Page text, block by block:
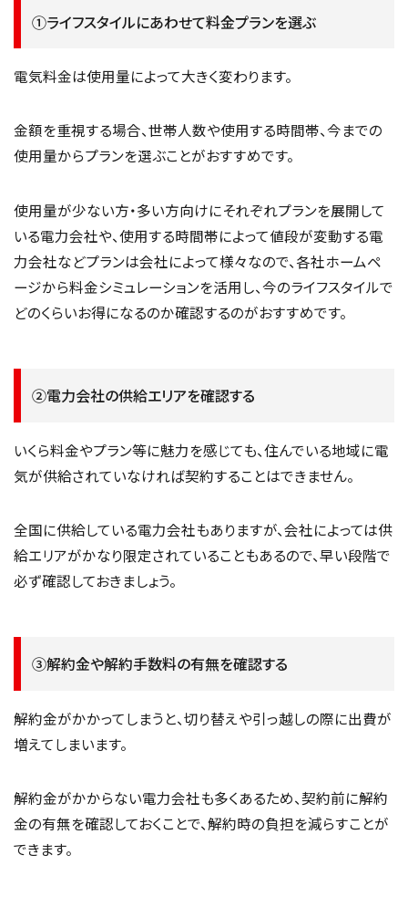
①ライフスタイルにあわせて料金プランを選ぶ
電気料金は使用量によって大きく変わります。
金額を重視する場合、世帯人数や使用する時間帯、今までの
使用量からプランを選ぶことがおすすめです。
使用量が少ない方・多い方向けにそれぞれプランを展開して
いる電力会社や、使用する時間帯によって値段が変動する電
力会社などプランは会社によって様々なので、各社ホームペ
ージから料金シミュレーションを活用し、今のライフスタイルで
どのくらいお得になるのか確認するのがおすすめです。
②電力会社の供給エリアを確認する
いくら料金やプラン等に魅力を感じても、住んでいる地域に電
気が供給されていなければ契約することはできません。
全国に供給している電力会社もありますが、会社によっては供
給エリアがかなり限定されていることもあるので、早い段階で
必ず確認しておきましょう。
③解約金や解約手数料の有無を確認する
解約金がかかってしまうと、切り替えや引っ越しの際に出費が
増えてしまいます。
解約金がかからない電力会社も多くあるため、契約前に解約
金の有無を確認しておくことで、解約時の負担を減らすことが
できます。